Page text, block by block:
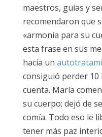
maestros, guías y
recomendaron que
«armonía para su
esta frase en sus
hacía un
consiguió perder 10
cuenta. María
su cuerpo; dejó de
comía. Todo eso le
tener más paz